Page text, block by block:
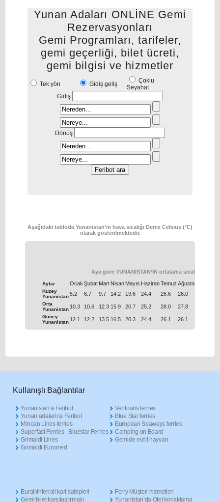
Yunan Adaları ONLİNE Gemi
Rezervasyonları
Gemi Programları, tarifeler,
gemi geçerliği, bilet ücreti,
gemi bilgisi ve hizmetler
Tek yön Gidiş geliş
Çoklu
Seyahat
Gidiş
Dönüş
Aşağıdaki tabloda Yunanistan’ın hava sıcalığı Derce Celsius (°C)
olarak gösterilmektedir.
Aya göre YUNANİSTAN’IN ortalama sıcaklığı
Aylar Ocak Şubat Μart Nisan Μayıs HaziranTemuz Ağustos
Kuzey
Yunanistan 5.2 6.7 9.7 14.2 19.6 24.4 26.6 26.0
Orta
Yunanistan 10.3 10.6 12.3 15.9 20.7 25.2 28.0 27.8
Güney
Yunanistan 12.1 12.2 13.5 16.5 20.3 24.4 26.1 26.1
Κullanışlı Βağlantılar
Yunanistan’a Feribot
Yunan adalarina Feribot
Minoan Lines ferries
Superfast Ferries - Bluestar Ferries
Grimaldi Lines
Grimaldi Euromed
Ventouris ferries
Blue Star ferries
European Seaways ferries
Camping on Board
Gemide evcil hayvan
Eurail/Interrail kart sahipleri
Gemi bilet karşılaştırması
Ferry Müşteri hizmetleri
Yunanistan’da Otel konaklama